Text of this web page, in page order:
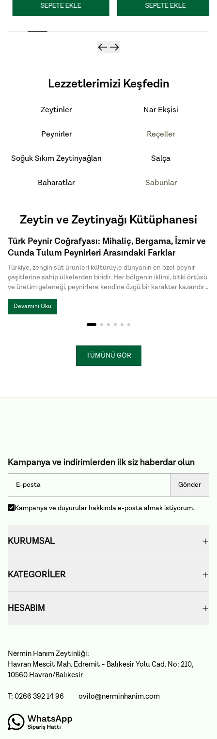
SEPETE EKLE SEPETE EKLE
Lezzetlerimizi Keşfedin
Zeytinler Nar Ekşisi
Peynirler Reçeller
Soğuk Sıkım Zeytinyağları Salça
Baharatlar Sabunlar
Zeytin ve Zeytinyağı Kütüphanesi
Türk Peynir Coğrafyası: Mihaliç, Bergama, İzmir ve
Cunda Tulum Peynirleri Arasındaki Farklar
Türkiye, zengin süt ürünleri kültürüyle dünyanın en özel peynir
çeşitlerine sahip ülkelerden biridir. Her bölgenin iklimi, bitki örtüsü
ve üretim geleneği, peynirlere kendine özgü bir karakter kazandırır.
Türk peynirleri arasında öne çıkan Mihaliç peyniri, Bergama Tulum,
İzmir Tulum ve Cunda Tulum ise hem üretim yöntemleri hem de
lezzet profilleriyle birbirinden ayrılır.
Devamını Oku
TÜMÜNÜ GÖR
Kampanya ve indirimlerden ilk siz haberdar olun
Gönder
Kampanya ve duyurular hakkında e-posta almak istiyorum.
KURUMSAL
KATEGORİLER
HESABIM
Nermin Hanım Zeytinliği:
Havran Mescit Mah. Edremit - Balıkesir Yolu Cad. No: 210,
10560 Havran/Balıkesir
T: 0266 392 14 96 ovilo@nerminhanim.com